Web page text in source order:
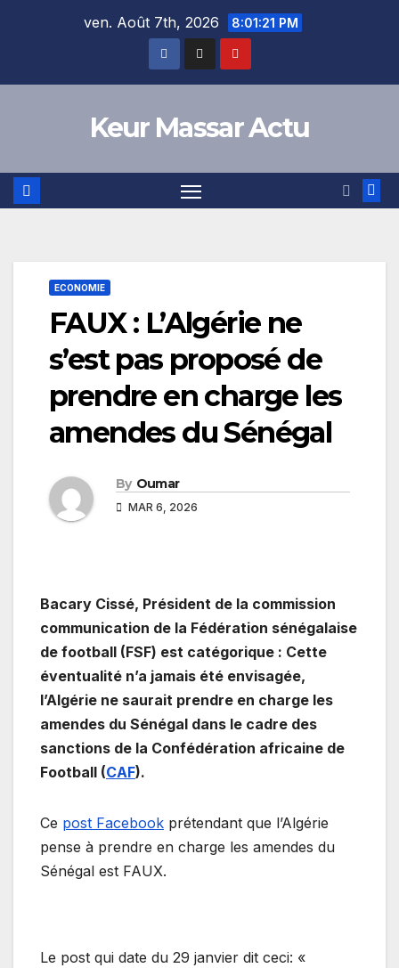
ven. Août 7th, 2026 8:01:22 PM
Keur Massar Actu
ECONOMIE
FAUX : L’Algérie ne
s’est pas proposé de
prendre en charge les
amendes du Sénégal
By Oumar
MAR 6, 2026
Bacary Cissé, Président de la commission
communication de la Fédération sénégalaise
de football (FSF) est catégorique : Cette
éventualité n’a jamais été envisagée,
l’Algérie ne saurait prendre en charge les
amendes du Sénégal dans le cadre des
sanctions de la Confédération africaine de
Football (CAF).
Ce post Facebook prétendant que l’Algérie
pense à prendre en charge les amendes du
Sénégal est FAUX.
Le post qui date du 29 janvier dit ceci: «